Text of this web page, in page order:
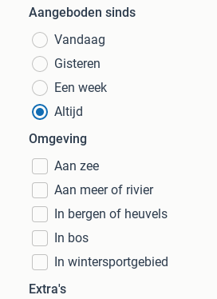
Aangeboden sinds
Vandaag
Gisteren
Een week
Altijd
Omgeving
Aan zee
Aan meer of rivier
In bergen of heuvels
In bos
In wintersportgebied
Extra's